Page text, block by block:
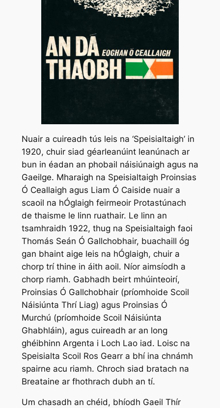
Nuair a cuireadh tús leis na ‘Speisialtaigh’ in
1920, chuir siad géarleanúint leanúnach ar
bun in éadan an phobail náisiúnaigh agus na
Gaeilge. Mharaigh na Speisialtaigh Proinsias
Ó Ceallaigh agus Liam Ó Caiside nuair a
scaoil na hÓglaigh feirmeoir Protastúnach
de thaisme le linn ruathair. Le linn an
tsamhraidh 1922, thug na Speisialtaigh faoi
Thomás Seán Ó Gallchobhair, buachaill óg
gan bhaint aige leis na hÓglaigh, chuir a
chorp trí thine in áith aoil. Níor aimsíodh a
chorp riamh. Gabhadh beirt mhúinteoirí,
Proinsias Ó Gallchobhair (príomhoide Scoil
Náisiúnta Thrí Liag) agus Proinsias Ó
Murchú (príomhoide Scoil Náisiúnta
Ghabhláin), agus cuireadh ar an long
ghéibhinn Argenta i Loch Lao iad. Loisc na
Speisialta Scoil Ros Gearr a bhí ina chnámh
spairne acu riamh. Chroch siad bratach na
Breataine ar fhothrach dubh an tí.
Um chasadh an chéid, bhíodh Gaeil Thír